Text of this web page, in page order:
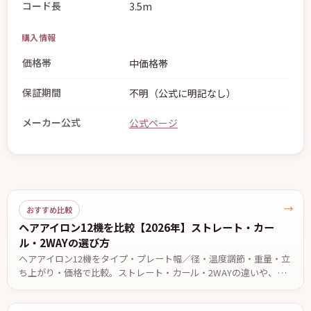
コード長 3.5m
購入情報
価格帯 中価格帯
保証期間 不明（公式に明記なし）
メーカー公式 公式ページ
おすすめ比較
ヘアアイロン12機を比較【2026年】ストレート・カー
ル・2WAYの選び方
ヘアアイロン12機をタイプ・プレート幅／径・温度調節・重量・立
ち上がり・価格で比較。ストレート・カール・2WAYの違いや、前
髪・ショート・ロング・くせ毛など目的別の選び方、安全に使うた
めの注意点を解説します。価格・仕様は2026年7月13日時点。
→